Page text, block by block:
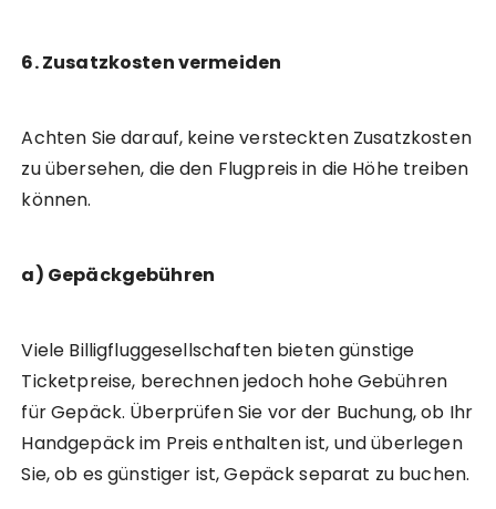
6. Zusatzkosten vermeiden
Achten Sie darauf, keine versteckten Zusatzkosten
zu übersehen, die den Flugpreis in die Höhe treiben
können.
a) Gepäckgebühren
Viele Billigfluggesellschaften bieten günstige
Ticketpreise, berechnen jedoch hohe Gebühren
für Gepäck. Überprüfen Sie vor der Buchung, ob Ihr
Handgepäck im Preis enthalten ist, und überlegen
Sie, ob es günstiger ist, Gepäck separat zu buchen.